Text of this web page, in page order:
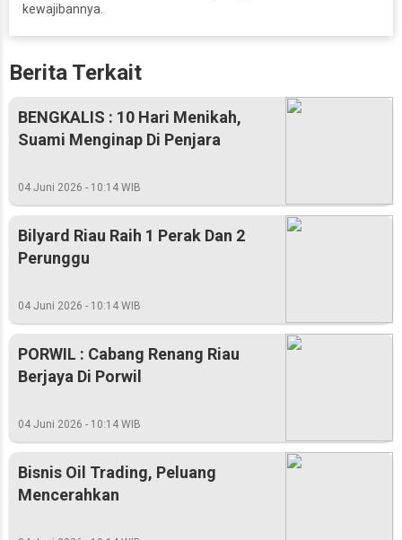
kewajibannya.
Berita Terkait
BENGKALIS : 10 Hari Menikah,
Suami Menginap Di Penjara
04 Juni 2026 - 10:14 WIB
Bilyard Riau Raih 1 Perak Dan 2
Perunggu
04 Juni 2026 - 10:14 WIB
PORWIL : Cabang Renang Riau
Berjaya Di Porwil
04 Juni 2026 - 10:14 WIB
Bisnis Oil Trading, Peluang
Mencerahkan